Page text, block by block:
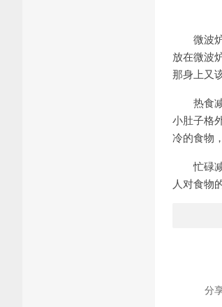
微波炉
放在微波
那身上又
热食减
小肚子格
冷的食物
忙碌减
人对食物
分